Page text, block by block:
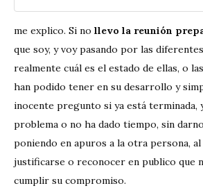
me explico. Si no llevo la reunión
que soy, y voy pasando por las
realmente cuál es el estado de ellas, o
han podido tener en su desarrollo y
inocente pregunto si ya está terminada,
problema o no ha dado tiempo, sin
poniendo en apuros a la otra persona,
justificarse o reconocer en publico que
cumplir su compromiso.